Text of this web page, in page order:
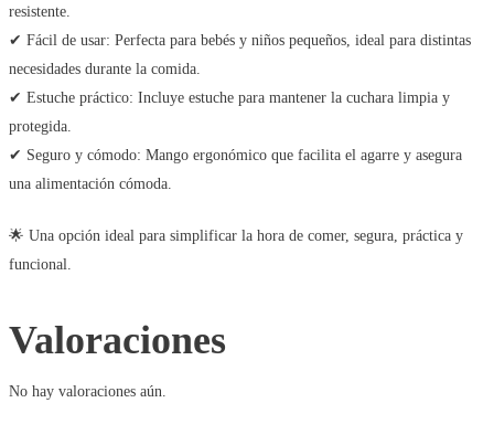
resistente.
✔ Fácil de usar: Perfecta para bebés y niños pequeños, ideal para distintas
necesidades durante la comida.
✔ Estuche práctico: Incluye estuche para mantener la cuchara limpia y
protegida.
✔ Seguro y cómodo: Mango ergonómico que facilita el agarre y asegura
una alimentación cómoda.
🌟 Una opción ideal para simplificar la hora de comer, segura, práctica y
funcional.
Valoraciones
No hay valoraciones aún.